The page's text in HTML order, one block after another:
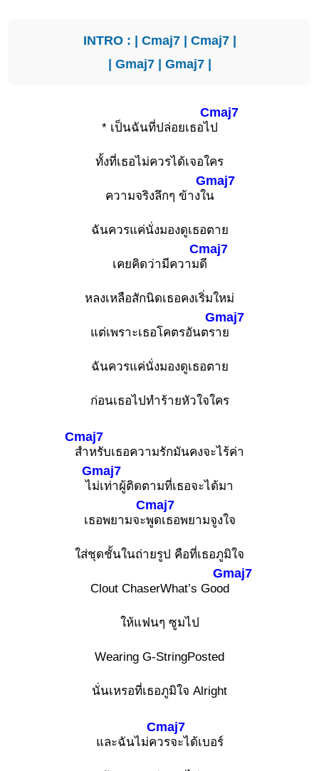
INTRO : | Cmaj7| Cmaj7|
| Gmaj7| Gmaj7|
* เป็นฉันที่ปล่อยเธอไ
Cmaj7
ป
ทั้งที่เธอไม่ควรได้เจอใคร
ความจริงลึกๆ ข้างใ
Gmaj7
น
ฉันควรแค่นั่งมองดูเธอตาย
เคยคิดว่ามีความ
Cmaj7
ดี
หลงเหลือสักนิดเธอคงเริ่มใหม่
แต่เพราะเธอโคตรอันตร
Gmaj7
าย
ฉันควรแค่นั่งมองดูเธอตาย
ก่อนเธอไปทำร้ายหัวใจใคร
Cmaj7
สำหรับเธอความรักมันคงจะไร้ค่า
ไ
Gmaj7
ม่เท่าผู้ติดตามที่เธอจะได้มา
เธอพยามจะ
Cmaj7
พูดเธอพยามจูงใจ
ใส่ชุดชั้นในถ่ายรูป คือที่เธอภูมิใจ
Clout ChaserWhat’s Goo
Gmaj7
d
ให้แฟนๆ ซูมไป
Wearing G-StringPosted
นั่นเหรอที่เธอภูมิใจ Alright
และฉันไม่ค
Cmaj7
วรจะได้เบอร์